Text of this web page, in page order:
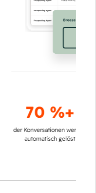
70 %+
der Konversationen werden
automatisch gelöst